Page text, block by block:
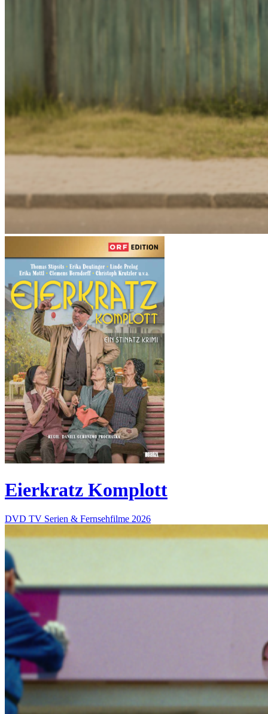
Eierkratz Komplott
DVD TV Serien & Fernsehfilme 2026